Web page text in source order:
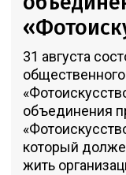
31 августа
объединения
который
жить